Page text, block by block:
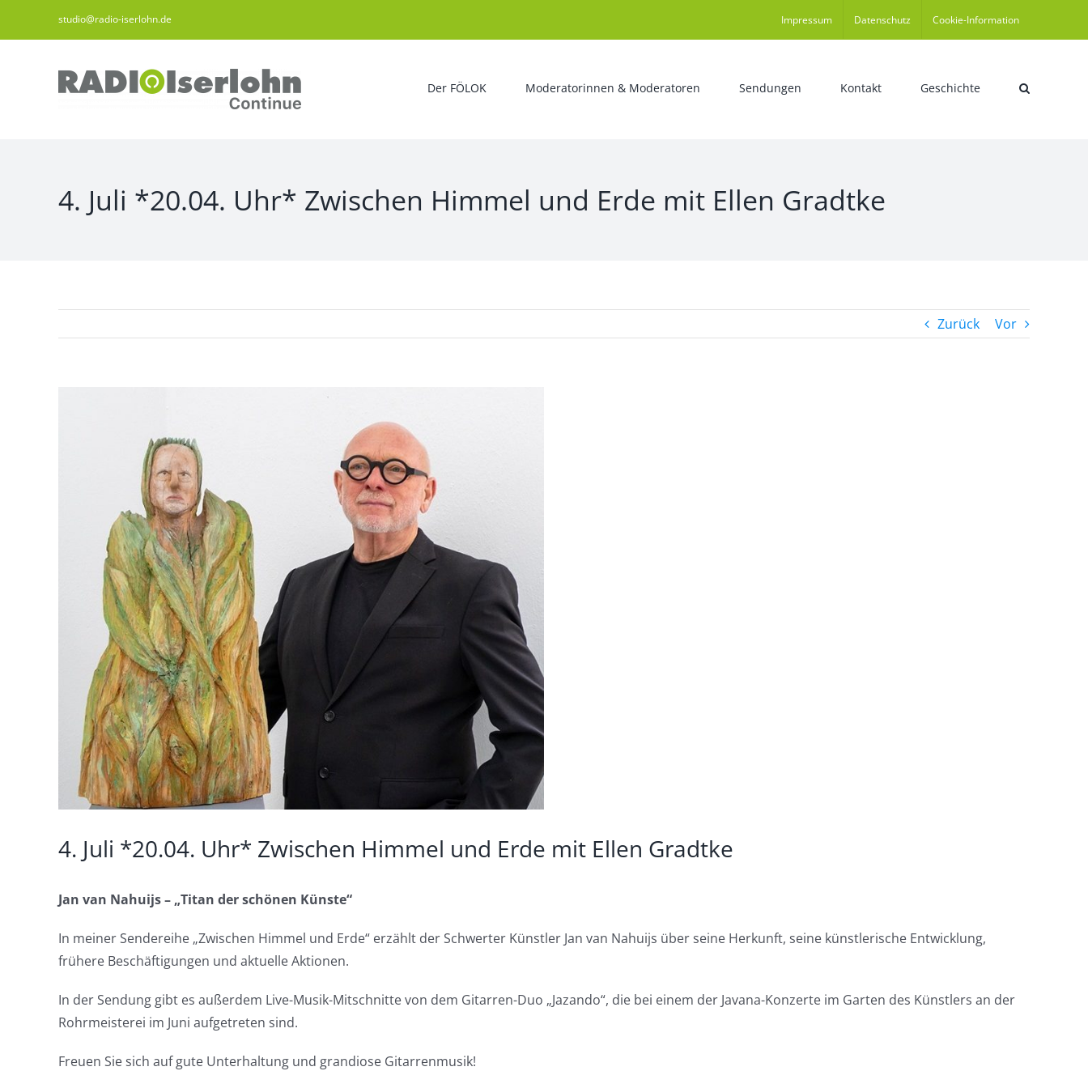
studio@radio-iserlohn.de Impressum Datenschutz Cookie-Information
Der FÖLOK Moderatorinnen & Moderatoren Sendungen Kontakt Geschichte
4. Juli *20.04. Uhr* Zwischen Himmel und Erde mit Ellen Gradtke
Zurück Vor
4. Juli *20.04. Uhr* Zwischen Himmel und Erde mit Ellen Gradtke
Jan van Nahuijs – „Titan der schönen Künste“
In meiner Sendereihe „Zwischen Himmel und Erde“ erzählt der Schwerter Künstler Jan van Nahuijs über seine Herkunft, seine künstlerische Entwicklung,
frühere Beschäftigungen und aktuelle Aktionen.
In der Sendung gibt es außerdem Live-Musik-Mitschnitte von dem Gitarren-Duo „Jazando“, die bei einem der Javana-Konzerte im Garten des Künstlers an der
Rohrmeisterei im Juni aufgetreten sind.
Freuen Sie sich auf gute Unterhaltung und grandiose Gitarrenmusik!